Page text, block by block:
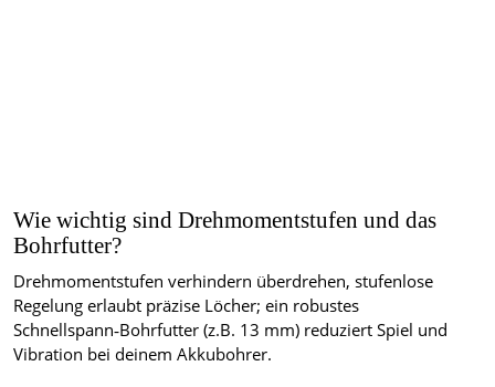
Wie wichtig sind Drehmomentstufen und das
Bohrfutter?
Drehmomentstufen verhindern überdrehen, stufenlose
Regelung erlaubt präzise Löcher; ein robustes
Schnellspann‑Bohrfutter (z.B. 13 mm) reduziert Spiel und
Vibration bei deinem Akkubohrer.